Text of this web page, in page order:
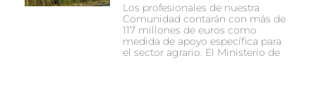
Los profesionales de nuestra
Comunidad contarán con más de
117 millones de euros como
medida de apoyo específica para
el sector agrario. El Ministerio de